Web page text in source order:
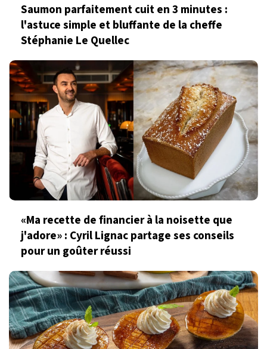
Saumon parfaitement cuit en 3 minutes :
l'astuce simple et bluffante de la cheffe
Stéphanie Le Quellec
«Ma recette de financier à la noisette que
j'adore» : Cyril Lignac partage ses conseils
pour un goûter réussi